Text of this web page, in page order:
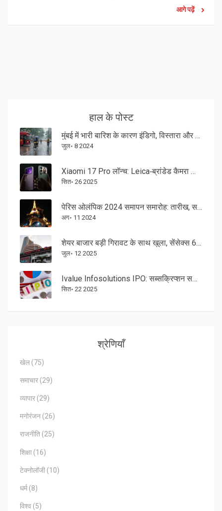
अपने मजबूत स्पिन आक्रमण और टॉप-ऑर्डर बल्लेबाजी के साथ प्रभावित किया
आगे पढ़ें
हाल के पोस्ट
मुंबई में भारी बारिश के कारण इंडिगो, विस्तारा और स्पाइसजेट की उड़ानें प्रभावित
जुल॰ 8 2024
Xiaomi 17 Pro लॉन्च: Leica‑ब्रांडेड कैमरा और Snapdragon 8 Elite Gen 5 के साथ नया फ्लैगशिप
सित॰ 26 2025
पेरिस ओलंपिक 2024 समापन समारोह: तारीख, समय, और जानने योग्य सभी प्रमुख बातें
अग॰ 11 2024
शेयर बाजार बड़ी गिरावट के साथ खुला, सेंसेक्स 690 अंक लुढ़का, निफ्टी भी फिसला
जुल॰ 12 2025
Ivalue Infosolutions IPO: सब्सक्रिप्शन समाप्त, 100% ऑफ़र फॉर सेल से पूरी बुकिंग
सित॰ 22 2025
श्रेणियाँ
खेल (75)
समाचार (29)
व्यापार (29)
मनोरंजन (26)
राजनीति (25)
शिक्षा (16)
टेक्नोलॉजी (10)
धर्म (8)
विश्व (5)